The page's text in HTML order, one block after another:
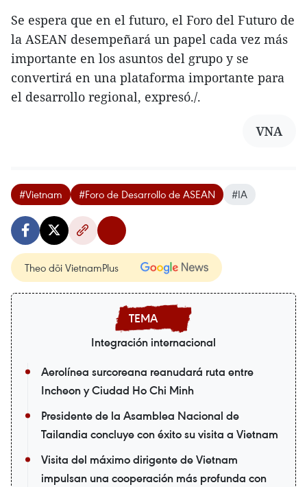
Se espera que en el futuro, el Foro del Futuro de
la ASEAN desempeñará un papel cada vez más
importante en los asuntos del grupo y se
convertirá en una plataforma importante para
el desarrollo regional, expresó./.
VNA
#Vietnam #Foro de Desarrollo de ASEAN #IA
Theo dõi VietnamPlus
Integración internacional
Aerolínea surcoreana reanudará ruta entre
Incheon y Ciudad Ho Chi Minh
Presidente de la Asamblea Nacional de
Tailandia concluye con éxito su visita a Vietnam
Visita del máximo dirigente de Vietnam
impulsan una cooperación más profunda con